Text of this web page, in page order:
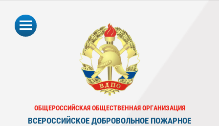
ОБЩЕРОССИЙСКАЯ ОБЩЕСТВЕННАЯ ОРГАНИЗАЦИЯ
ВСЕРОССИЙСКОЕ ДОБРОВОЛЬНОЕ ПОЖАРНОЕ